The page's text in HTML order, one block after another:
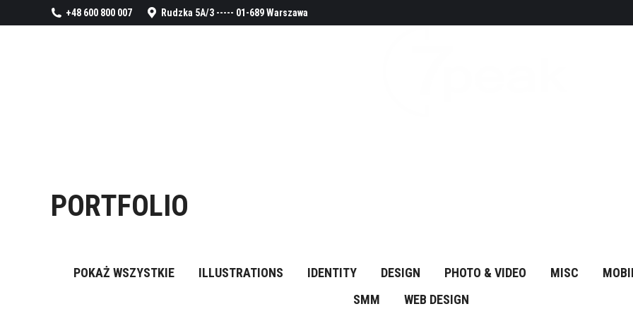
+48 600 800 007 Rudzka 5A/3 ----- 01-689 Warszawa
PORTFOLIO
POKAŻ WSZYSTKIE ILLUSTRATIONS IDENTITY DESIGN PHOTO & VIDEO MISC
SMM
WEB DESIGN